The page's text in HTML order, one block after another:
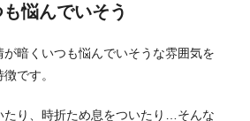
悩んでいそう
暗くいつも悩んでいそうな雰囲気を
です。
たり、時折ため息をついたり…そんな